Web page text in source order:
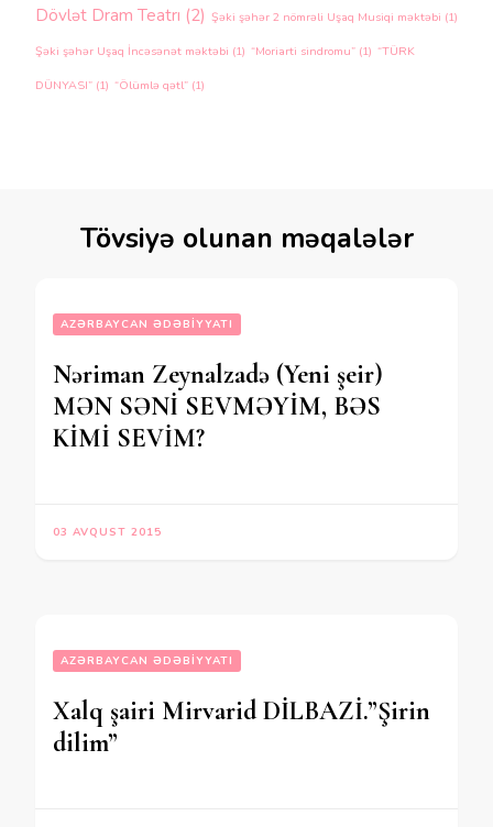
Dövlət Dram Teatrı (2) Şəki şəhər 2 nömrəli Uşaq Musiqi məktəbi (1)
Şəki şəhər Uşaq İncəsənət məktəbi (1) “Moriarti sindromu” (1) “TÜRK
DÜNYASI” (1) “Ölümlə qətl” (1)
Tövsiyə olunan məqalələr
AZƏRBAYCAN ƏDƏBIYYATI
Nəriman Zeynalzadə (Yeni şeir)
MƏN SƏNİ SEVMƏYİM, BƏS
KİMİ SEVİM?
03 AVQUST 2015
AZƏRBAYCAN ƏDƏBIYYATI
Xalq şairi Mirvarid DİLBAZİ.”Şirin
dilim”